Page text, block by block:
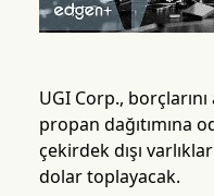
UGI Corp.,
propan dağıtımına
çekirdek dışı
dolar toplayacak.